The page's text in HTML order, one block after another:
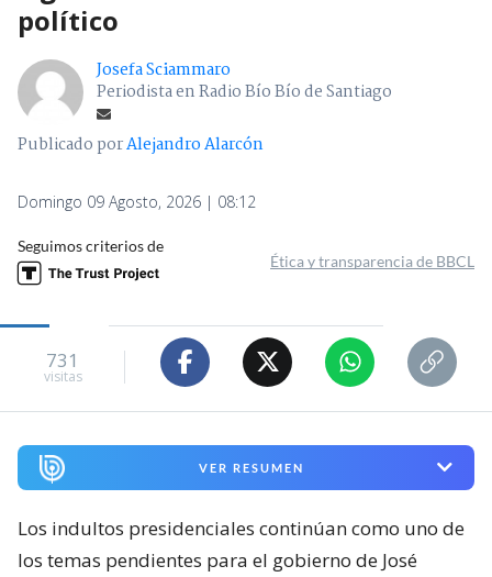
político
Josefa Sciammaro
Periodista en Radio Bío Bío de Santiago
Publicado porAlejandro Alarcón
Domingo 09 Agosto, 2026 | 08:12
Seguimos criterios de
Ética y transparencia de BBCL
731
visitas
VER RESUMEN
Los indultos presidenciales continúan como uno de
los temas pendientes para el gobierno de José